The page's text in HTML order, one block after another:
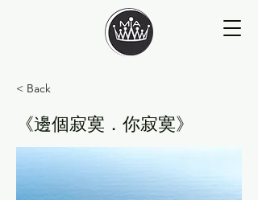
< Back
《邊個寂寞．你寂寞》